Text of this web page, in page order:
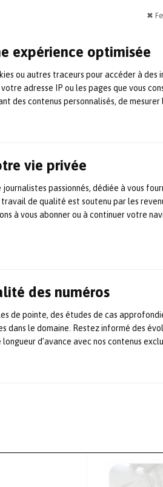
✖
expérience optimisée
ou autres traceurs pour accéder à des
adresse IP ou les pages que vous
des contenus personnalisés, de
vie privée
passionnés, dédiée à vous
de qualité est soutenu par les
à vous abonner ou à continuer votre
des numéros
de pointe, des études de cas
dans le domaine. Restez informé des
d’avance avec nos contenus
à cause
une
veille
dernière
des
anti-
charge
(double
en
Numéro
Lire un extrait
Ne ratez
Tous les 15
l'essentiel de
VOUS
Consulter les
NOS